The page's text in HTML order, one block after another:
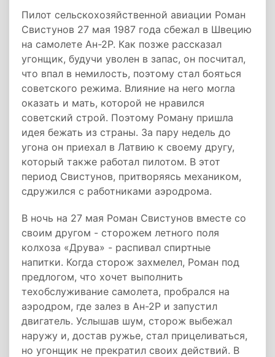
Пилот сельскохозяйственной авиации Роман
Свистунов 27 мая 1987 года сбежал в Швецию
на самолете Ан-2Р. Как позже рассказал
угонщик, будучи уволен в запас, он посчитал,
что впал в немилость, поэтому стал бояться
советского режима. Влияние на него могла
оказать и мать, которой не нравился
советский строй. Поэтому Роману пришла
идея бежать из страны. За пару недель до
угона он приехал в Латвию к своему другу,
который также работал пилотом. В этот
период Свистунов, притворяясь механиком,
сдружился с работниками аэродрома.
В ночь на 27 мая Роман Свистунов вместе со
своим другом - сторожем летного поля
колхоза «Друва» - распивал спиртные
напитки. Когда сторож захмелел, Роман под
предлогом, что хочет выполнить
техобслуживание самолета, пробрался на
аэродром, где залез в Ан-2Р и запустил
двигатель. Услышав шум, сторож выбежал
наружу и, достав ружье, стал прицеливаться,
но угонщик не прекратил своих действий. В